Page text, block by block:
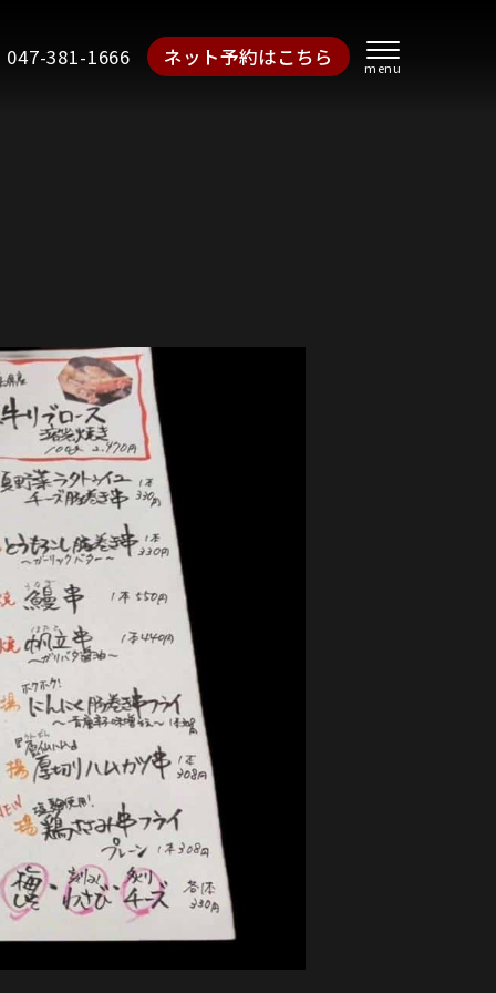
047-381-1666 ネット予約はこちら